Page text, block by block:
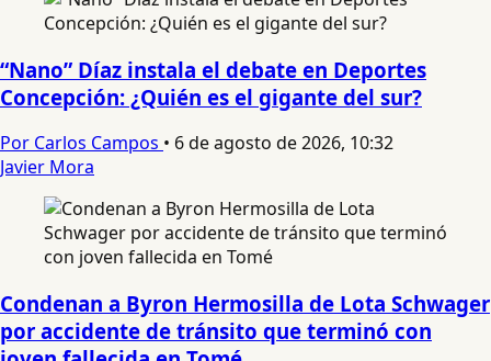
“Nano” Díaz instala el debate en Deportes
Concepción: ¿Quién es el gigante del sur?
Por Carlos Campos • 6 de agosto de 2026, 10:32
Javier Mora
Condenan a Byron Hermosilla de Lota Schwager
por accidente de tránsito que terminó con